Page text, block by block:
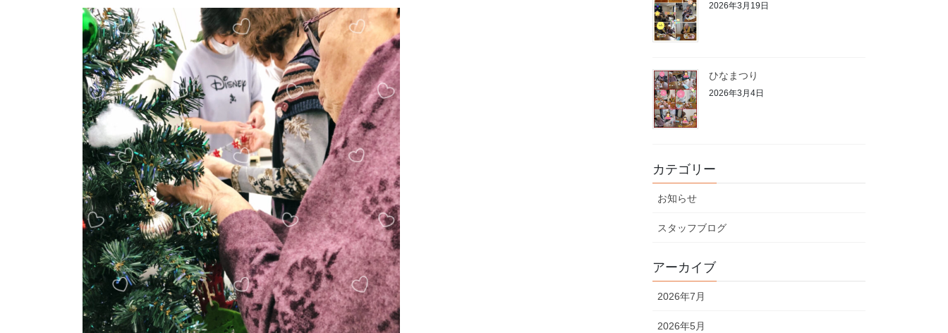
2026年3月19日
ひなまつり
2026年3月4日
カテゴリー
お知らせ
スタッフブログ
アーカイブ
2026年7月
2026年5月